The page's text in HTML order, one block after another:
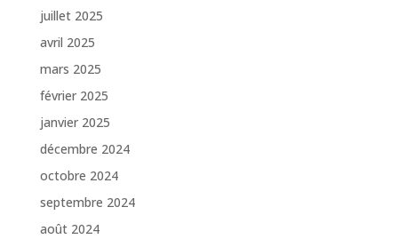
juillet 2025
avril 2025
mars 2025
février 2025
janvier 2025
décembre 2024
octobre 2024
septembre 2024
août 2024